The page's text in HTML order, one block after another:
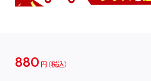
880 円